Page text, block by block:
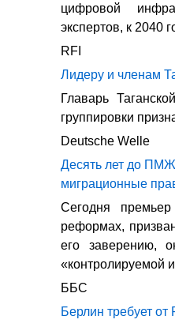
цифровой
экспертов, к 2040
RFI
Лидеру и членам
Главарь
группировки
Deutsche Welle
Десять лет до ПМЖ
миграционные
Сегодня
реформах,
его заверению,
«контролируемой
ББС
Берлин требует от